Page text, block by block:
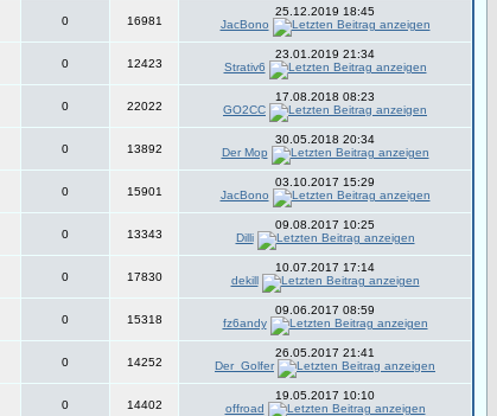
0 16981
25.12.2019 18:45
JacBono
0 12423
23.01.2019 21:34
Strativ6
0 22022
17.08.2018 08:23
GO2CC
0 13892
30.05.2018 20:34
Der Mop
0 15901
03.10.2017 15:29
JacBono
0 13343
09.08.2017 10:25
Dilli
0 17830
10.07.2017 17:14
dekill
0 15318
09.06.2017 08:59
fz6andy
0 14252
26.05.2017 21:41
Der_Golfer
0 14402
19.05.2017 10:10
offroad